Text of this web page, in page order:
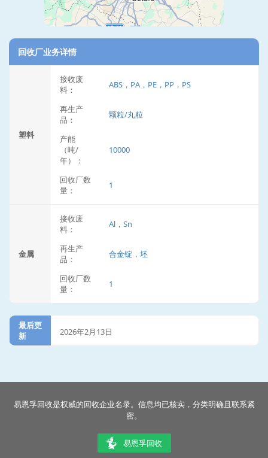
回收厂业务详情
塑料
接收废
料：
ABS，PA，PE，PP，PS
再生产
品：
颗粒/丸粒
产能
（吨/
年）：
10000
回收厂数
量：
1
金属
接收废
料：
Al，Sn
再生产
品：
合金锭，坯
回收厂数
量：
1
最后更
新
2026年2月13日
易恩孚回收是权威的回收企业名录。信息均已核实，分类明确且联系紧
密。
易恩孚回收